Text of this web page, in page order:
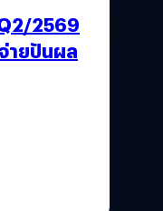
2569
ายปันผล